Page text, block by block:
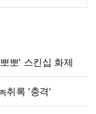
뽀' 스킨십 화제
취록 '충격'